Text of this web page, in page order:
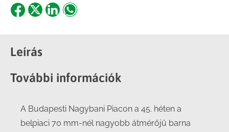
Share
Facebook
Share
X
ShareShare
Leírás
További információk
A Budapesti Nagybani Piacon a 45. héten a
belpiaci 70 mm-nél nagyobb átmérőjű barna